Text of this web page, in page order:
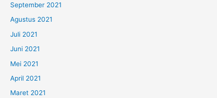
September 2021
Agustus 2021
Juli 2021
Juni 2021
Mei 2021
April 2021
Maret 2021